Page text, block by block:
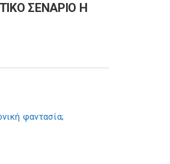
ΣΕΝΑΡΙΟ Η
φαντασία;